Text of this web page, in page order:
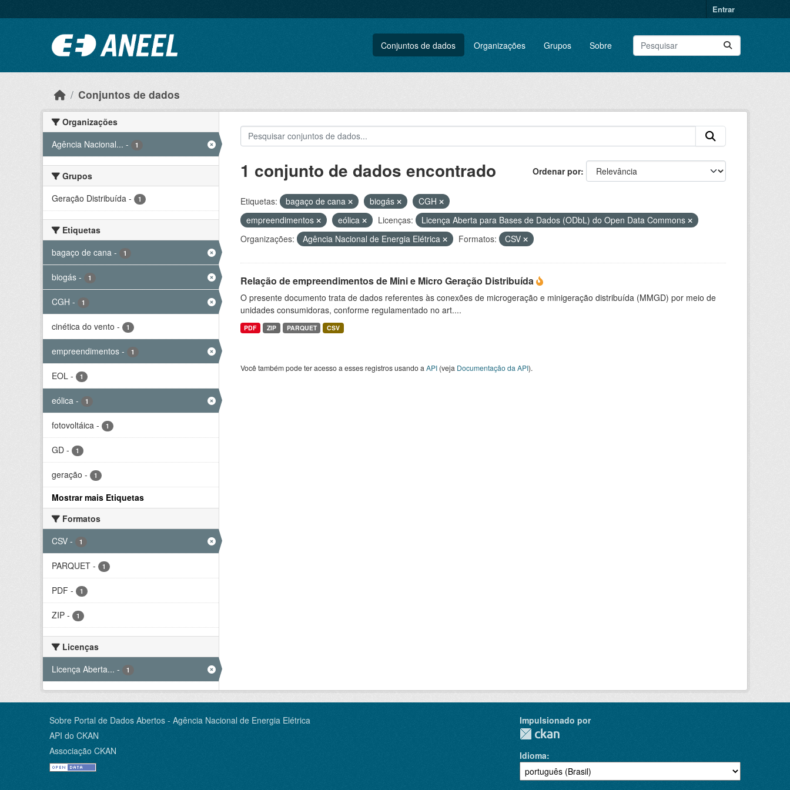
Entrar
Conjuntos de dados Organizações Grupos Sobre
Conjuntos de dados
Organizações
Agência Nacional... - 1
Grupos
Geração Distribuída - 1
Etiquetas
bagaço de cana - 1
biogás - 1
CGH - 1
cinética do vento - 1
empreendimentos - 1
EOL - 1
eólica - 1
fotovoltáica - 1
GD - 1
geração - 1
Mostrar mais Etiquetas
Formatos
CSV - 1
PARQUET - 1
PDF - 1
ZIP - 1
Licenças
Licença Aberta... - 1
Ordenar por
1 conjunto de dados encontrado
Etiquetas: bagaço de cana biogás
CGH
empreendimentos
eólica Licenças:
Licença Aberta para Bases de Dados (ODbL) do Open Data Commons
Organizações:
Agência Nacional de Energia Elétrica Formatos: CSV
Relação de empreendimentos de Mini e Micro Geração Distribuída
O presente documento trata de dados referentes às conexões de microgeração e minigeração distribuída (MMGD) por meio de
unidades consumidoras, conforme regulamentado no art....
PDF ZIP PARQUET CSV
Você também pode ter acesso a esses registros usando a API(veja Documentação da API).
Sobre Portal de Dados Abertos - Agência Nacional de Energia Elétrica
API do CKAN
Associação CKAN
Impulsionado por
Idioma